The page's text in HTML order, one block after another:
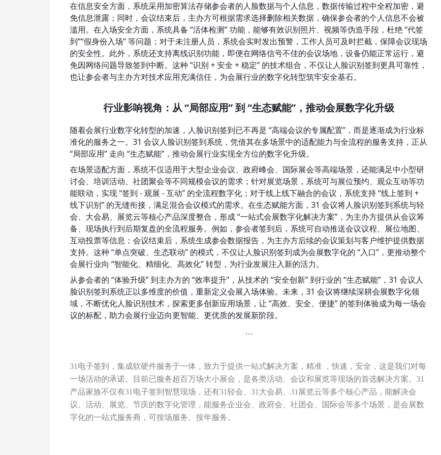
在信息安全方面，系统采用加密算法存储参会者的人脸数据与个人信息，数据传输过程中全程加密，避
免信息泄露；同时，会议结束后，主办方可根据需求选择删除相关数据，确保参会者的个人信息不会被
滥用。在入场安全方面，系统具备 “活体检测” 功能，能够有效识别照片、视频等伪造手段，杜绝 “代签
到”“假身份入场” 等问题；对于未注册人员，系统会实时发出预警，工作人员可及时拦截，保障会议现场
的安全性。此外，系统还支持离线识别功能，即便在网络信号不佳的会议场地，设备仍能正常运行，避
免因网络问题导致签到中断。这种 “识别 + 安全 + 稳定” 的技术组合，不仅让人脸识别签到更具可靠性，
也让参会者与主办方对技术应用充满信任，为会展行业的数字化转型筑牢安全基石。
行业影响视角：从 “局部应用” 到 “生态赋能”，推动会展数字化升级
随着会展行业数字化转型的加速，人脸识别签到已不再是 “高端会议的专属配置”，而是逐渐成为行业标
准化的服务之一。31 会议人脸识别签到系统，凭借其在多场景中的适配能力与全流程的服务支持，正从
“局部应用” 走向 “生态赋能”，推动会展行业实现全方位的数字化升级。
在场景适配方面，系统不仅适用于大型企业会议、政府峰会、国际展会等高端场景，还能满足中小型研
讨会、培训活动、社团聚会等不同规模会议的需求；针对展览场景，系统可与展位预约、观众互动等功
能联动，实现 “签到 - 观展 - 互动” 的全流程数字化；对于线上线下融合的会议，系统支持 “线上签到 +
线下识别” 的无缝衔接，满足混合会议模式的需求。在生态赋能方面，31 会议将人脸识别签到系统与轻
会、大会易、展览云等核心产品深度整合，形成 “一站式会展数字化解决方案”，为主办方提供从会议筹
备、现场执行到后期复盘的全流程服务。例如，参会者签到后，系统可自动推送会议议程、展位地图、
互动投票等信息；会议结束后，系统生成参会数据报告，为主办方后续的会议策划与客户维护提供数据
支持。这种 “单点突破、生态联动” 的模式，不仅让人脸识别签到成为会展数字化的 “入口”，更推动整个
会展行业向 “智能化、精细化、高效化” 转型，为行业发展注入新的活力。
从参会者的 “体验升级” 到主办方的 “效率提升”，从技术的 “安全创新” 到行业的 “生态赋能”，31 会议人
脸识别签到系统正以多维度的价值，重新定义会展入场体验。未来，31 会议将继续深耕会展数字化领
域，不断优化人脸识别技术，探索更多创新应用场景，让 “高效、安全、便捷” 的签到体验成为每一场会
议的标配，助力会展行业迈向更智能、更优质的发展新阶段。
…
31电子签到，集成软硬件服务于一体，致力于提供一站式解决方案，精准 ，快速，安全，这是我们对每
一场活动的承诺。目前已服务超百万场大小展会，是各类活动、会议和展览等现场的首选解决方案。31
产品家族不仅有31电子签到智慧现场，还有31轻会、31大会易、31展览云等多个核心产品，能解决会
议、活动、展览、节庆的数字化管理，能服务企业会、政府会、社团会、国际会等多个场景，是会展数
字化的一站式服务商，可按场服务、按年服务。